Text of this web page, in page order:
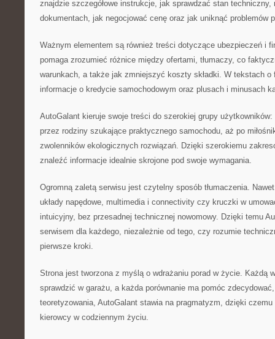
znajdzie szczegółowe instrukcje, jak sprawdzać stan techniczny,
dokumentach, jak negocjować cenę oraz jak uniknąć problemów
Ważnym elementem są również treści dotyczące ubezpieczeń i
pomaga zrozumieć różnice między ofertami, tłumaczy, co
warunkach, a także jak zmniejszyć koszty składki. W tekstach o
informacje o kredycie samochodowym oraz plusach i minusach
AutoGalant kieruje swoje treści do szerokiej grupy użytkowników:
przez rodziny szukające praktycznego samochodu, aż po
zwolenników ekologicznych rozwiązań. Dzięki szerokiemu
znaleźć informacje idealnie skrojone pod swoje wymagania.
Ogromną zaletą serwisu jest czytelny sposób tłumaczenia.
układy napędowe, multimedia i connectivity czy kruczki w
intuicyjny, bez przesadnej technicznej nowomowy. Dzięki temu
serwisem dla każdego, niezależnie od tego, czy rozumie
pierwsze kroki.
Strona jest tworzona z myślą o wdrażaniu porad w życie. Każdą
sprawdzić w garażu, a każda porównanie ma pomóc
teoretyzowania, AutoGalant stawia na pragmatyzm, dzięki
kierowcy w codziennym życiu.